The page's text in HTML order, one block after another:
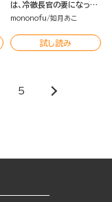
は、冷徹長官の妻になって
三度目の人生を謳歌しま
mononofu 如月あこ
試し読み
5